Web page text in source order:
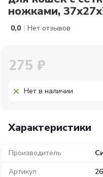
ножками,
0,0 | Нет отзывов
Характеристики
Производитель
Артикул
275 ₽
Нет в наличии